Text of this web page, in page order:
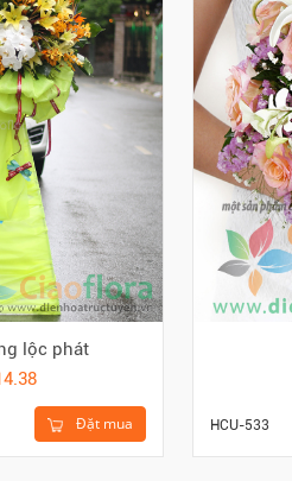
lộc phát
Đặt mua HCU-533